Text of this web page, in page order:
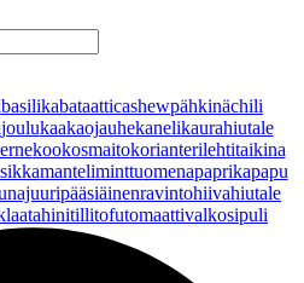
basilikabataatticashewpähkinächili
joulukaakaojauhekanelikaurahiutale
kookosmaitokorianterilehtitaikina
manteliminttuomenapaprikapapu
pääsiäinenravintohiivahiutale
tahinitillitofutomaattivalkosipuli